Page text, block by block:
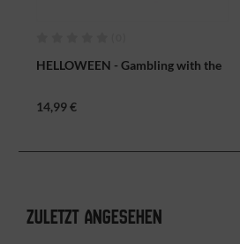
HELLOWEEN - Gambling with the
14,99 €
ZULETZT ANGESEHEN